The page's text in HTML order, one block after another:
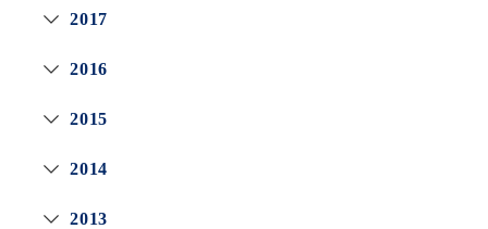
2017
2016
2015
2014
2013